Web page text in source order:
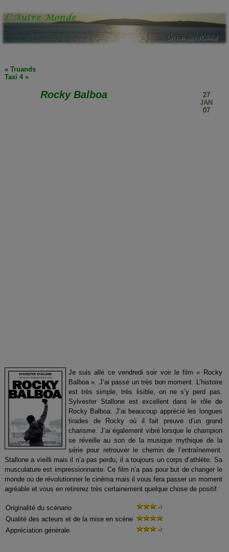
« Truands
Taxi 4»
27
JAN
07
Rocky Balboa
Je suis allé ce vendredi soir voir le film « Rocky
Balboa ». J’ai passé un très bon moment. L’histoire
est très simple, très lisible, on ne s’y perd pas.
Sylvester Stallone est excellent dans le rôle de
Rocky Balboa. J’ai beaucoup apprécié les longues
tirades de Rocky où il fait preuve d’un grand
charisme. J’ai également vibré lorsque le champion
se réveille au son de la musique mythique de la
série pour retrouver le chemin de l’entraînement.
Stallone a vieilli mais il n’a pas perdu, il a toujours un corps d’athlète. Sa
musculature est impressionnante. Ce film n’a pas pour but de changer le
monde ou de révolutionner le cinéma mais il vous fera passer un moment
agréable et vous en retirerez très certainement quelque chose de positif.
Originalité du scénario
Qualité des acteurs et de la mise en scène
Appréciation générale